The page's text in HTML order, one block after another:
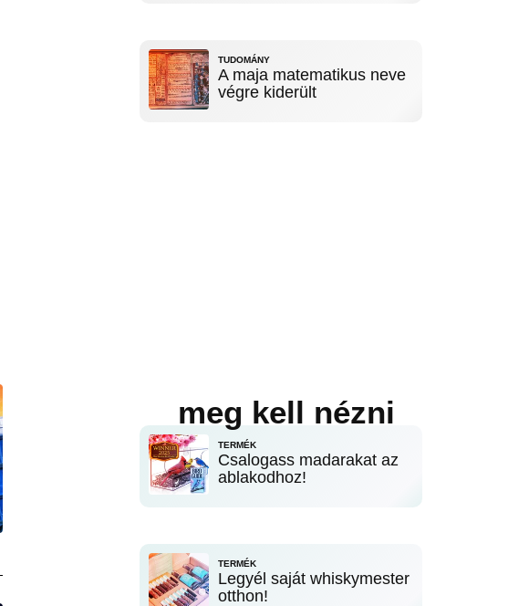
TUDOMÁNY
A maja matematikus neve
végre kiderült
meg kell nézni
TERMÉK
Csalogass madarakat az
ablakodhoz!
TERMÉK
Legyél saját whiskymester
otthon!